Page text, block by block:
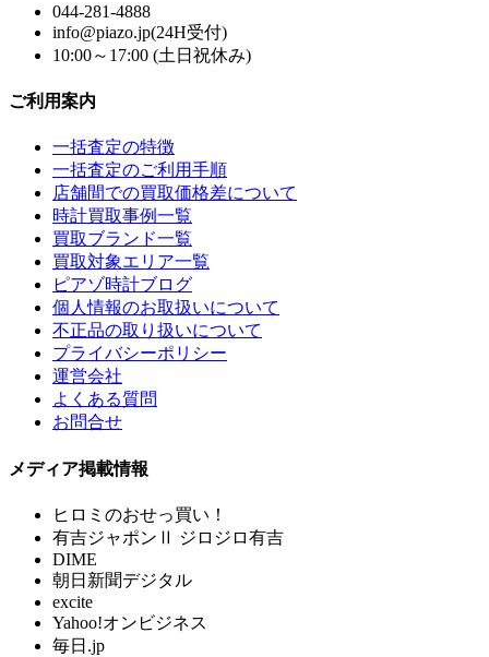
044-281-4888
info@piazo.jp(24H受付)
10:00～17:00 (土日祝休み)
ご利用案内
一括査定の特徴
一括査定のご利用手順
店舗間での買取価格差について
時計買取事例一覧
買取ブランド一覧
買取対象エリア一覧
ピアゾ時計ブログ
個人情報のお取扱いについて
不正品の取り扱いについて
プライバシーポリシー
運営会社
よくある質問
お問合せ
メディア掲載情報
ヒロミのおせっ買い！
有吉ジャポンⅡ ジロジロ有吉
DIME
朝日新聞デジタル
excite
Yahoo!オンビジネス
毎日.jp